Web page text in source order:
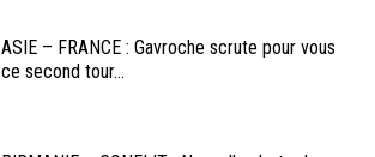
ASIE – FRANCE : Gavroche scrute pour vous
ce second tour...